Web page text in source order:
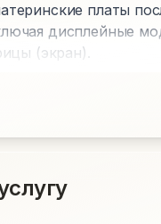
платы
дисплейные
(экран).